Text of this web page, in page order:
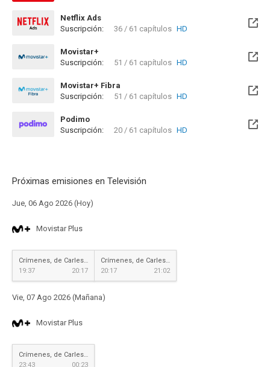
Netflix Ads
Suscripción:
36 / 61 capítulos HD
Movistar+
Disponible hasta el Dom, 31 Dic 2028 (Quedan 2 años)
Suscripción: 51 / 61 capítulos HD
Movistar+ Fibra
Disponible hasta el Dom, 31 Dic 2028 (Quedan 2 años)
Suscripción: 51 / 61 capítulos HD
Podimo
Suscripción:
20 / 61 capítulos HD
Próximas emisiones en Televisión
Jue, 06 Ago 2026 (Hoy)
Movistar Plus
Crímenes, de Carles Porta
19:37
20:17
Crímenes, de Carles Porta
20:17
21:02
Vie, 07 Ago 2026 (Mañana)
Movistar Plus
Crímenes, de Carles Porta
23:43
00:23